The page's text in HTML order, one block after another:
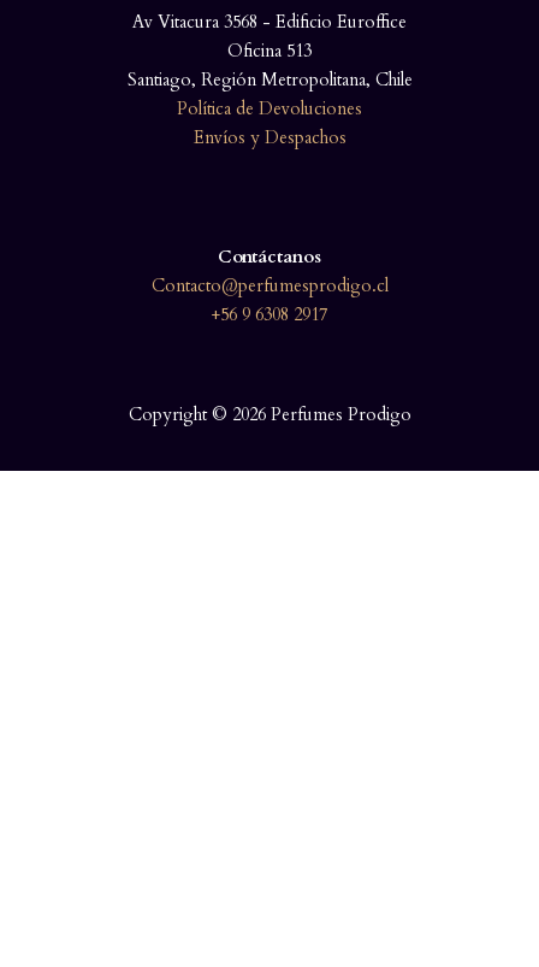
Av Vitacura 3568 - Edificio Euroffice
Oficina 513
Santiago, Región Metropolitana, Chile
Política de Devoluciones
Envíos y Despachos
Contáctanos
Contacto@perfumesprodigo.cl
+56 9 6308 2917
Copyright © 2026 Perfumes Prodigo